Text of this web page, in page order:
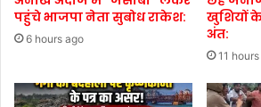
पहुंचे भाजपा नेता सुबोध राकेश:
6 hours ago
खुशियों
अंत:
11